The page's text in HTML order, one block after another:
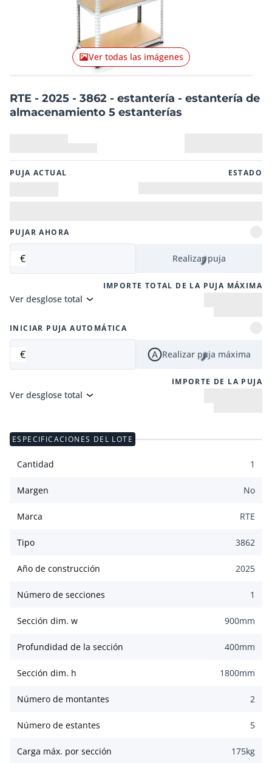
Ver todas las imágenes
RTE - 2025 - 3862 - estantería - estantería de
almacenamiento 5 estanterías
PUJA ACTUAL ESTADO
PUJAR AHORA
€ Realizar puja
IMPORTE TOTAL DE LA PUJA MÁXIMA
Ver desglose total
INICIAR PUJA AUTOMÁTICA
€ Realizar puja máxima
IMPORTE DE LA PUJA
Ver desglose total
ESPECIFICACIONES DEL LOTE
Cantidad 1
Margen No
Marca RTE
Tipo 3862
Año de construcción 2025
Número de secciones 1
Sección dim. w 900mm
Profundidad de la sección 400mm
Sección dim. h 1800mm
Número de montantes 2
Número de estantes 5
Carga máx. por sección 175kg